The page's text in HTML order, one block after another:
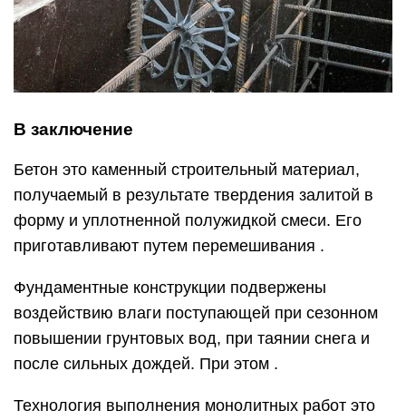
В заключение
Бетон это каменный строительный материал,
получаемый в результате твердения залитой в
форму и уплотненной полужидкой смеси. Его
приготавливают путем перемешивания .
Фундаментные конструкции подвержены
воздействию влаги поступающей при сезонном
повышении грунтовых вод, при таянии снега и
после сильных дождей. При этом .
Технология выполнения монолитных работ это